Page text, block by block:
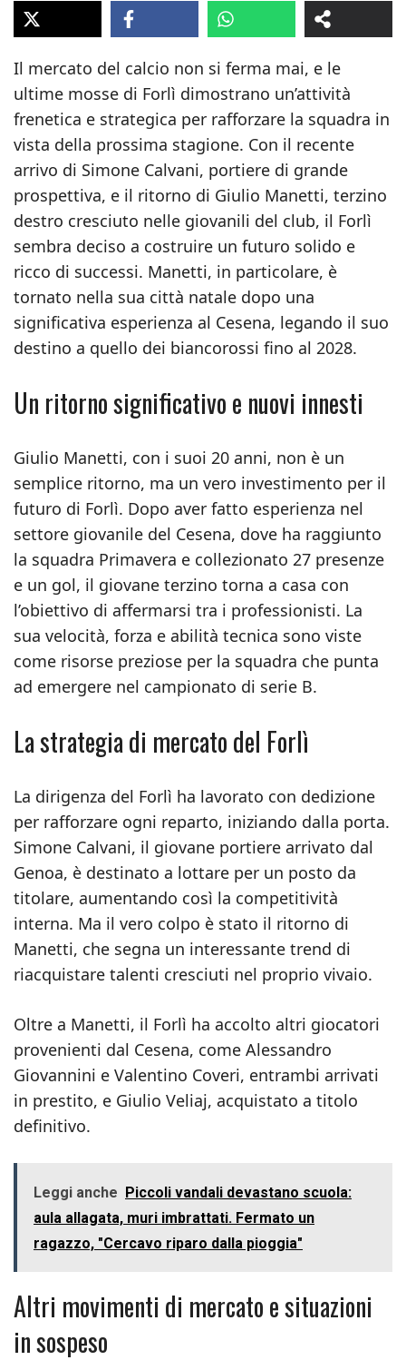
Il mercato del calcio non si ferma mai, e le
ultime mosse di Forlì dimostrano un’attività
frenetica e strategica per rafforzare la squadra in
vista della prossima stagione. Con il recente
arrivo di Simone Calvani, portiere di grande
prospettiva, e il ritorno di Giulio Manetti, terzino
destro cresciuto nelle giovanili del club, il Forlì
sembra deciso a costruire un futuro solido e
ricco di successi. Manetti, in particolare, è
tornato nella sua città natale dopo una
significativa esperienza al Cesena, legando il suo
destino a quello dei biancorossi fino al 2028.
Un ritorno significativo e nuovi innesti
Giulio Manetti, con i suoi 20 anni, non è un
semplice ritorno, ma un vero investimento per il
futuro di Forlì. Dopo aver fatto esperienza nel
settore giovanile del Cesena, dove ha raggiunto
la squadra Primavera e collezionato 27 presenze
e un gol, il giovane terzino torna a casa con
l’obiettivo di affermarsi tra i professionisti. La
sua velocità, forza e abilità tecnica sono viste
come risorse preziose per la squadra che punta
ad emergere nel campionato di serie B.
La strategia di mercato del Forlì
La dirigenza del Forlì ha lavorato con dedizione
per rafforzare ogni reparto, iniziando dalla porta.
Simone Calvani, il giovane portiere arrivato dal
Genoa, è destinato a lottare per un posto da
titolare, aumentando così la competitività
interna. Ma il vero colpo è stato il ritorno di
Manetti, che segna un interessante trend di
riacquistare talenti cresciuti nel proprio vivaio.
Oltre a Manetti, il Forlì ha accolto altri giocatori
provenienti dal Cesena, come Alessandro
Giovannini e Valentino Coveri, entrambi arrivati
in prestito, e Giulio Veliaj, acquistato a titolo
definitivo.
Leggi anche Piccoli vandali devastano scuola:
aula allagata, muri imbrattati. Fermato un
ragazzo, "Cercavo riparo dalla pioggia"
Altri movimenti di mercato e situazioni
in sospeso